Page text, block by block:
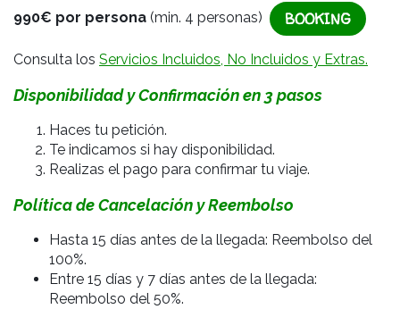
990€ por persona (min. 4 personas) BOOKING
Consulta los Servicios Incluidos, No Incluidos y Extras.
Disponibilidad y Confirmación en 3 pasos
Haces tu petición.
Te indicamos si hay disponibilidad.
Realizas el pago para confirmar tu viaje.
Política de Cancelación y Reembolso
Hasta 15 días antes de la llegada: Reembolso del
100%.
Entre 15 días y 7 días antes de la llegada:
Reembolso del 50%.